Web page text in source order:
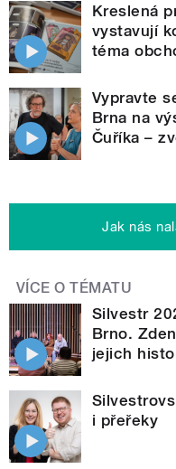
Kreslená
vystavují
téma
Vypravte
Brna na
Čuříka –
Jak nás
VÍCE O TÉMATU
Silvestr
Brno.
jejich
i přeřeky